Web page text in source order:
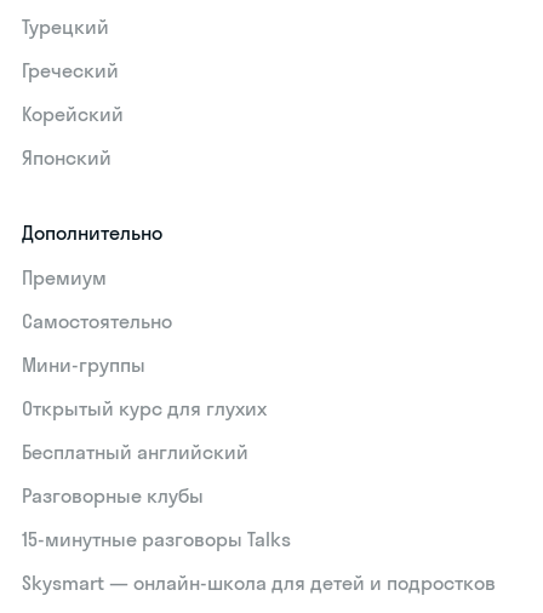
Турецкий
Греческий
Корейский
Японский
Дополнительно
Премиум
Самостоятельно
Мини-группы
Открытый курс для глухих
Бесплатный английский
Разговорные клубы
15‑минутные разговоры Talks
Skysmart — онлайн-школа для детей и подростков